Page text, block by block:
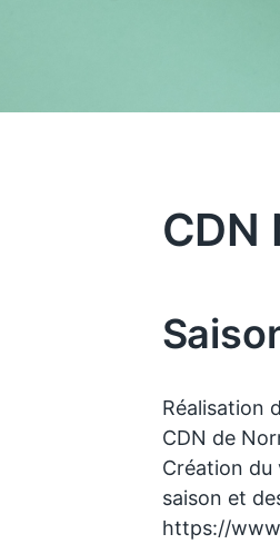
CDN
Réalisation
CDN de
Création du
saison et
https://